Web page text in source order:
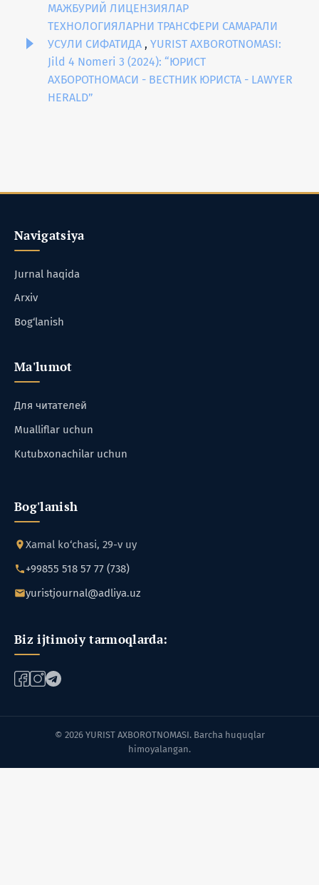
МАЖБУРИЙ ЛИЦЕНЗИЯЛАР
ТЕХНОЛОГИЯЛАРНИ ТРАНСФЕРИ САМАРАЛИ
УСУЛИ СИФАТИДА , YURIST AXBOROTNOMASI:
Jild 4 Nomeri 3 (2024): “ЮРИСТ
АХБОРОТНОМАСИ - ВЕСТНИК ЮРИСТА - LAWYER
HERALD”
Navigatsiya
Jurnal haqida
Arxiv
Bog‘lanish
Ma'lumot
Для читателей
Mualliflar uchun
Kutubxonachilar uchun
Bog'lanish
Xamal ko‘chasi, 29-v uy
+99855 518 57 77 (738)
yuristjournal@adliya.uz
Biz ijtimoiy tarmoqlarda:
© 2026 YURIST AXBOROTNOMASI. Barcha huquqlar
himoyalangan.